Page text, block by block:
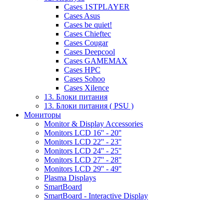
Cases 1STPLAYER
Cases Asus
Cases be quiet!
Cases Chieftec
Cases Cougar
Cases Deepcool
Cases GAMEMAX
Cases HPC
Cases Sohoo
Cases Xilence
13. Блоки питания
13. Блоки питания ( PSU )
Мониторы
Monitor & Display Accessories
Monitors LCD 16'' - 20''
Monitors LCD 22'' - 23''
Monitors LCD 24'' - 25''
Monitors LCD 27'' - 28''
Monitors LCD 29'' - 49''
Plasma Displays
SmartBoard
SmartBoard - Interactive Display